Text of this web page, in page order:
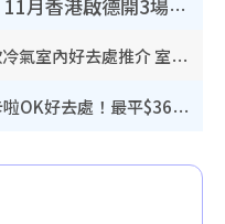
BIGBANG演唱會2026｜11月香港啟德開3場！實名制VIP申請、優先購票攻略
香港室內好去處｜逾35大歎冷氣室內好去處推介 室內活動免費避雨無懼落雨
唱K推介2026︱全港13大卡啦OK好去處！最平$36起 日文K都有！(附地址+收費詳情)